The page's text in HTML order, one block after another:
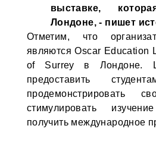
выставке,
Лондоне, - пишет
Отметим, что
являются Oscar Education
of Surrey в Лондоне.
предоставить
продемонстрировать
стимулировать
получить международное